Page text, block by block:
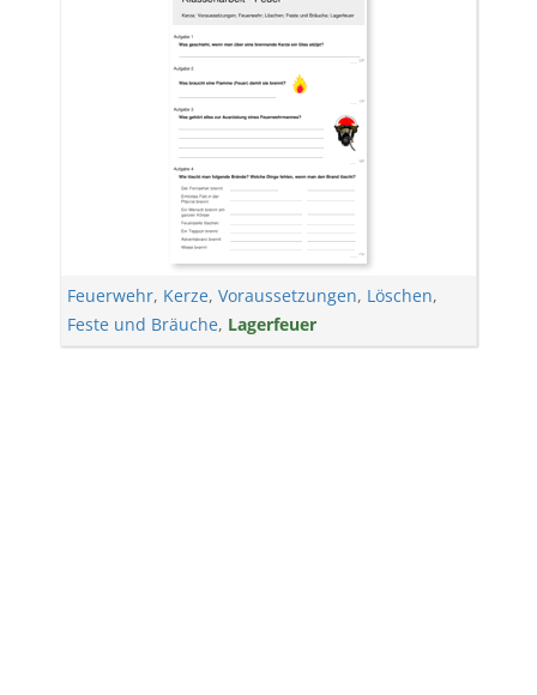
Feuerwehr, Kerze, Voraussetzungen, Löschen,
Feste und Bräuche, Lagerfeuer